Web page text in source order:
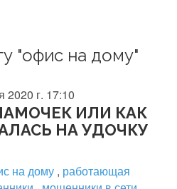
"офис на дому"
2020 г. 17:10
ИЛИ КАК
НА УДОЧКУ
на дому , работающая